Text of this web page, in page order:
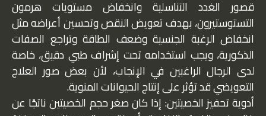
قصور الغدد التناسلية وانخفاض مستويات هرمون
التستوستيرون، بهدف تعويض النقص وتحسين أعراضه مثل
انخفاض الرغبة الجنسية وضعف الطاقة وتراجع الصفات
الذكورية، ويجب استخدامه تحت إشراف طبي دقيق، خاصة
لدى الرجال الراغبين في الإنجاب، لأن بعض صور العلاج
التعويضي قد تؤثر على إنتاج الحيوانات المنوية.
أدوية تحفيز الخصيتين: إذا كان صغر حجم الخصيتين ناتجًا عن